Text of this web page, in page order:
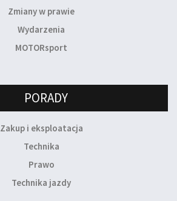
Zmiany w prawie
Wydarzenia
MOTORsport
PORADY
Zakup i eksploatacja
Technika
Prawo
Technika jazdy